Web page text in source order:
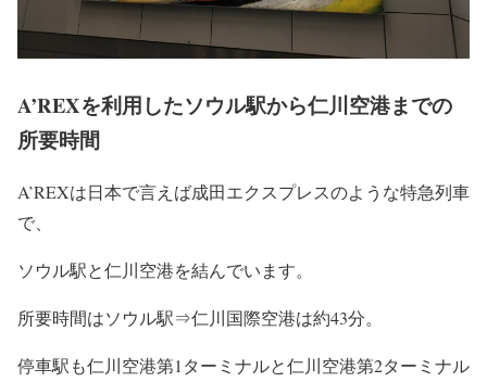
A’REXを利用したソウル駅から仁川空港までの
所要時間
A’REXは日本で言えば成田エクスプレスのような特急列車
で、
ソウル駅と仁川空港を結んでいます。
所要時間はソウル駅⇒仁川国際空港は約43分。
停車駅も仁川空港第1ターミナルと仁川空港第2ターミナル